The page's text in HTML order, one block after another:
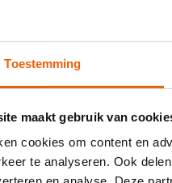
Toestemming
maakt gebruik van
cookies om content en
te analyseren. Ook